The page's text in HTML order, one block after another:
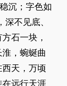
沉；字色如
不见底、
石一块，
，蜿蜒曲
天，万顷
远行天涯